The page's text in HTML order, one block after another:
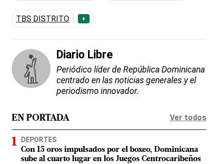
TBS DISTRITO +
Diario Libre
Periódico líder de República Dominicana
centrado en las noticias generales y el
periodismo innovador.
EN PORTADA Ver todos
DEPORTES
Con 15 oros impulsados por el boxeo, Dominicana
sube al cuarto lugar en los Juegos Centrocaribeños